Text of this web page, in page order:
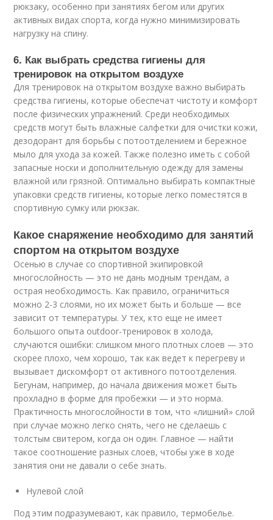
рюкзаку, особенно при занятиях бегом или других
активных видах спорта, когда нужно минимизировать
нагрузку на спину.
6. Как выбрать средства гигиены для
тренировок на открытом воздухе
Для тренировок на открытом воздухе важно выбирать
средства гигиены, которые обеспечат чистоту и комфорт
после физических упражнений. Среди необходимых
средств могут быть влажные салфетки для очистки кожи,
дезодорант для борьбы с потоотделением и бережное
мыло для ухода за кожей. Также полезно иметь с собой
запасные носки и дополнительную одежду для замены
влажной или грязной. Оптимально выбирать компактные
упаковки средств гигиены, которые легко поместятся в
спортивную сумку или рюкзак.
Какое снаряжение необходимо для занятий
спортом на открытом воздухе
Осенью в случае со спортивной экипировкой
многослойность — это не дань модным трендам, а
острая необходимость. Как правило, ограничиться
можно 2-3 слоями, но их может быть и больше — все
зависит от температуры. У тех, кто еще не имеет
большого опыта outdoor-тренировок в холода,
случаются ошибки: слишком много плотных слоев — это
скорее плохо, чем хорошо, так как ведет к перегреву и
вызывает дискомфорт от активного потоотделения.
Бегунам, например, до начала движения может быть
прохладно в форме для пробежки — и это норма.
Практичность многослойности в том, что «лишний» слой
при случае можно легко снять, чего не сделаешь с
толстым свитером, когда он один. Главное — найти
такое соотношение разных слоев, чтобы уже в ходе
занятия они не давали о себе знать.
Нулевой слой
Под этим подразумевают, как правило, термобелье.